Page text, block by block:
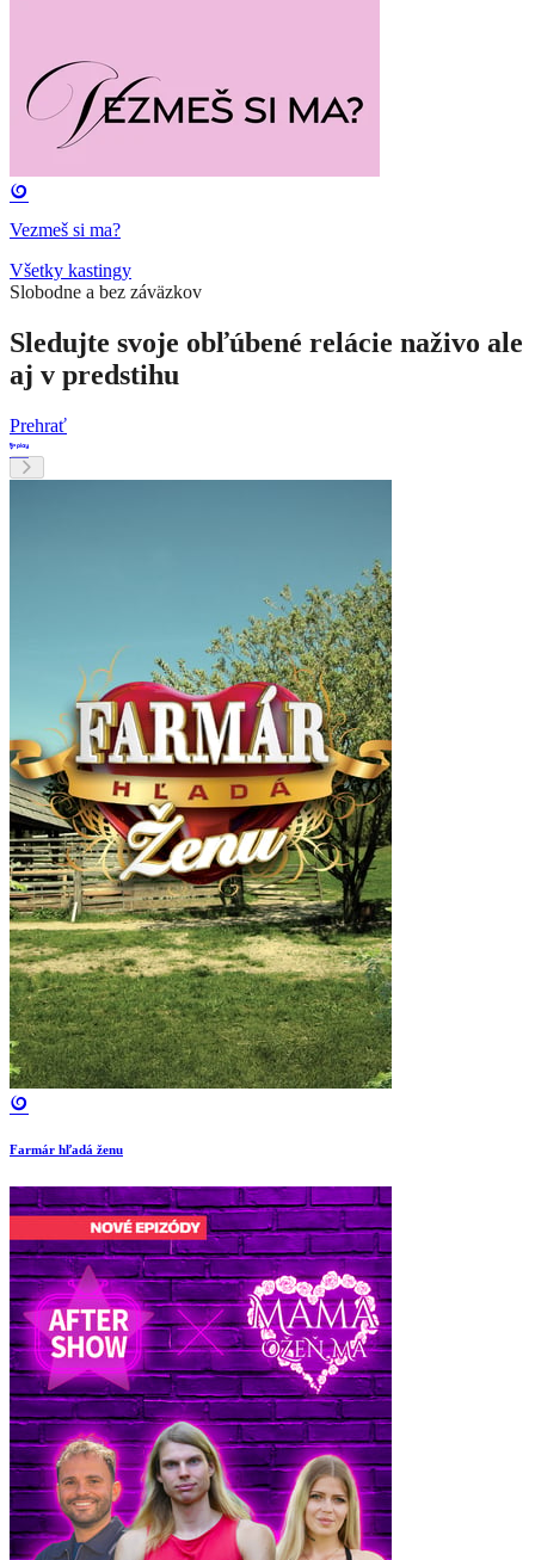
Vezmeš si ma?
Všetky kastingy
Slobodne a bez záväzkov
Sledujte svoje obľúbené relácie naživo ale
aj v predstihu
Prehrať
Farmár hľadá ženu